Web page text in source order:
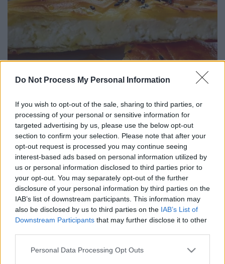
Do Not Process My Personal Information
If you wish to opt-out of the sale, sharing to third parties, or
processing of your personal or sensitive information for
targeted advertising by us, please use the below opt-out
section to confirm your selection. Please note that after your
opt-out request is processed you may continue seeing
interest-based ads based on personal information utilized by
us or personal information disclosed to third parties prior to
your opt-out. You may separately opt-out of the further
disclosure of your personal information by third parties on the
IAB’s list of downstream participants. This information may
also be disclosed by us to third parties on the IAB’s List of
Downstream Participants that may further disclose it to other
Please note that this website/app uses one or more Google
Personal Data Processing Opt Outs
Εικόνα: Pexels
30' 5
Υλικά